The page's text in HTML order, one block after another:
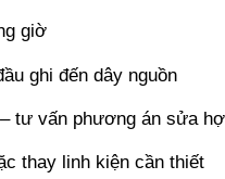
giờ
ghi đến dây nguồn
tư vấn phương án sửa
thay linh kiện cần thiết